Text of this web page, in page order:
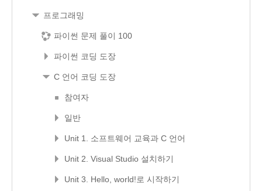
프로그래밍
파이썬 문제 풀이 100
파이썬 코딩 도장
C 언어 코딩 도장
참여자
일반
Unit 1. 소프트웨어 교육과 C 언어
Unit 2. Visual Studio 설치하기
Unit 3. Hello, world!로 시작하기